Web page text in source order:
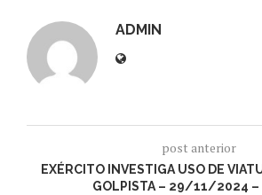
ADMIN
post anterior
EXÉRCITO INVESTIGA USO DE
GOLPISTA – 29/11/2024 –